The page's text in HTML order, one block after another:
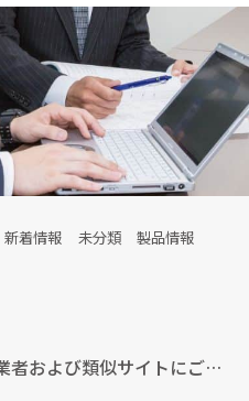
新着情報 未分類 製品情報
弊社創業者名と類似する事業者および類似サイトにご注意ください